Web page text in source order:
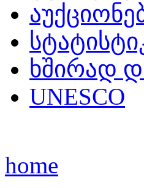
ხშირად
UNESCO
home